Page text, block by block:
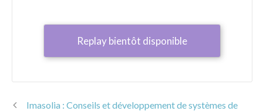
Replay bientôt disponible
Imasolia : Conseils et développement de systèmes de